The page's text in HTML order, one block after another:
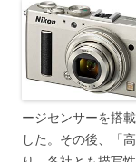
ージセンサーを搭
した。その後、「